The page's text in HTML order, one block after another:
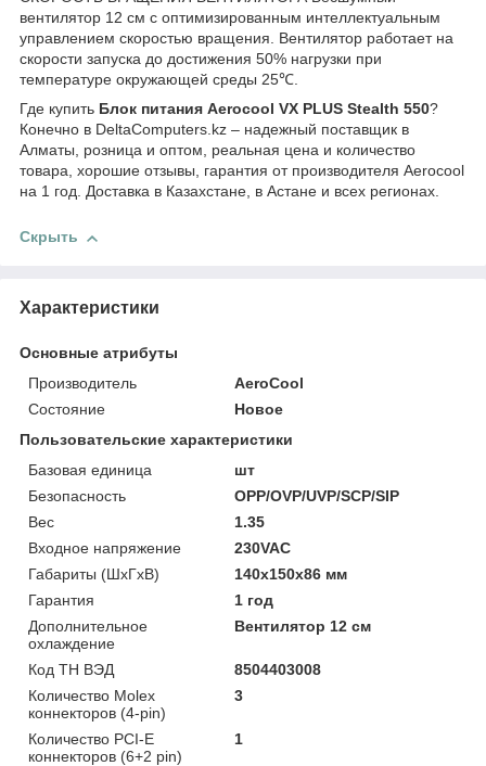
вентилятор 12 см с оптимизированным интеллектуальным
управлением скоростью вращения. Вентилятор работает на
скорости запуска до достижения 50% нагрузки при
температуре окружающей среды 25℃.
Где купить Блок питания Aerocool VX PLUS Stealth 550?
Конечно в DeltaComputers.kz – надежный поставщик в
Алматы, розница и оптом, реальная цена и количество
товара, хорошие отзывы, гарантия от производителя Aerocool
на 1 год. Доставка в Казахстане, в Астане и всех регионах.
Скрыть
Характеристики
Основные атрибуты
Производитель
AeroCool
Состояние
Новое
Пользовательские характеристики
Базовая единица
шт
Безопасность
OPP/OVP/UVP/SCP/SIP
Вес
1.35
Входное напряжение
230VAC
Габариты (ШхГхВ)
140x150x86 мм
Гарантия
1 год
Дополнительное
охлаждение
Вентилятор 12 см
Код ТН ВЭД
8504403008
Количество Molex
коннекторов (4-pin)
3
Количество PCI-E
коннекторов (6+2 pin)
1